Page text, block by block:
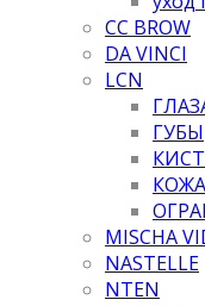
CC BROW
DA VINCI
LCN
ГУБЫ
MISCHA
NASTELLE
NTEN